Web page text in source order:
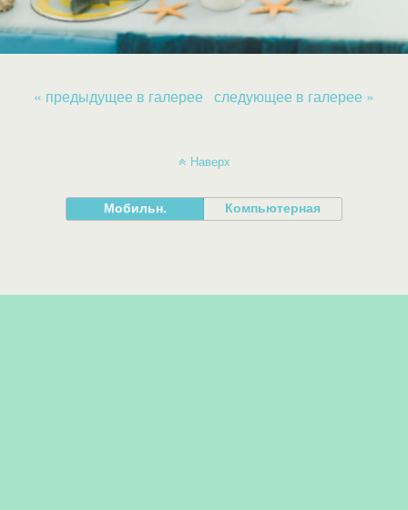
« предыдущее в галерее следующее в галерее »
Наверх
Мобильн. Компьютерная